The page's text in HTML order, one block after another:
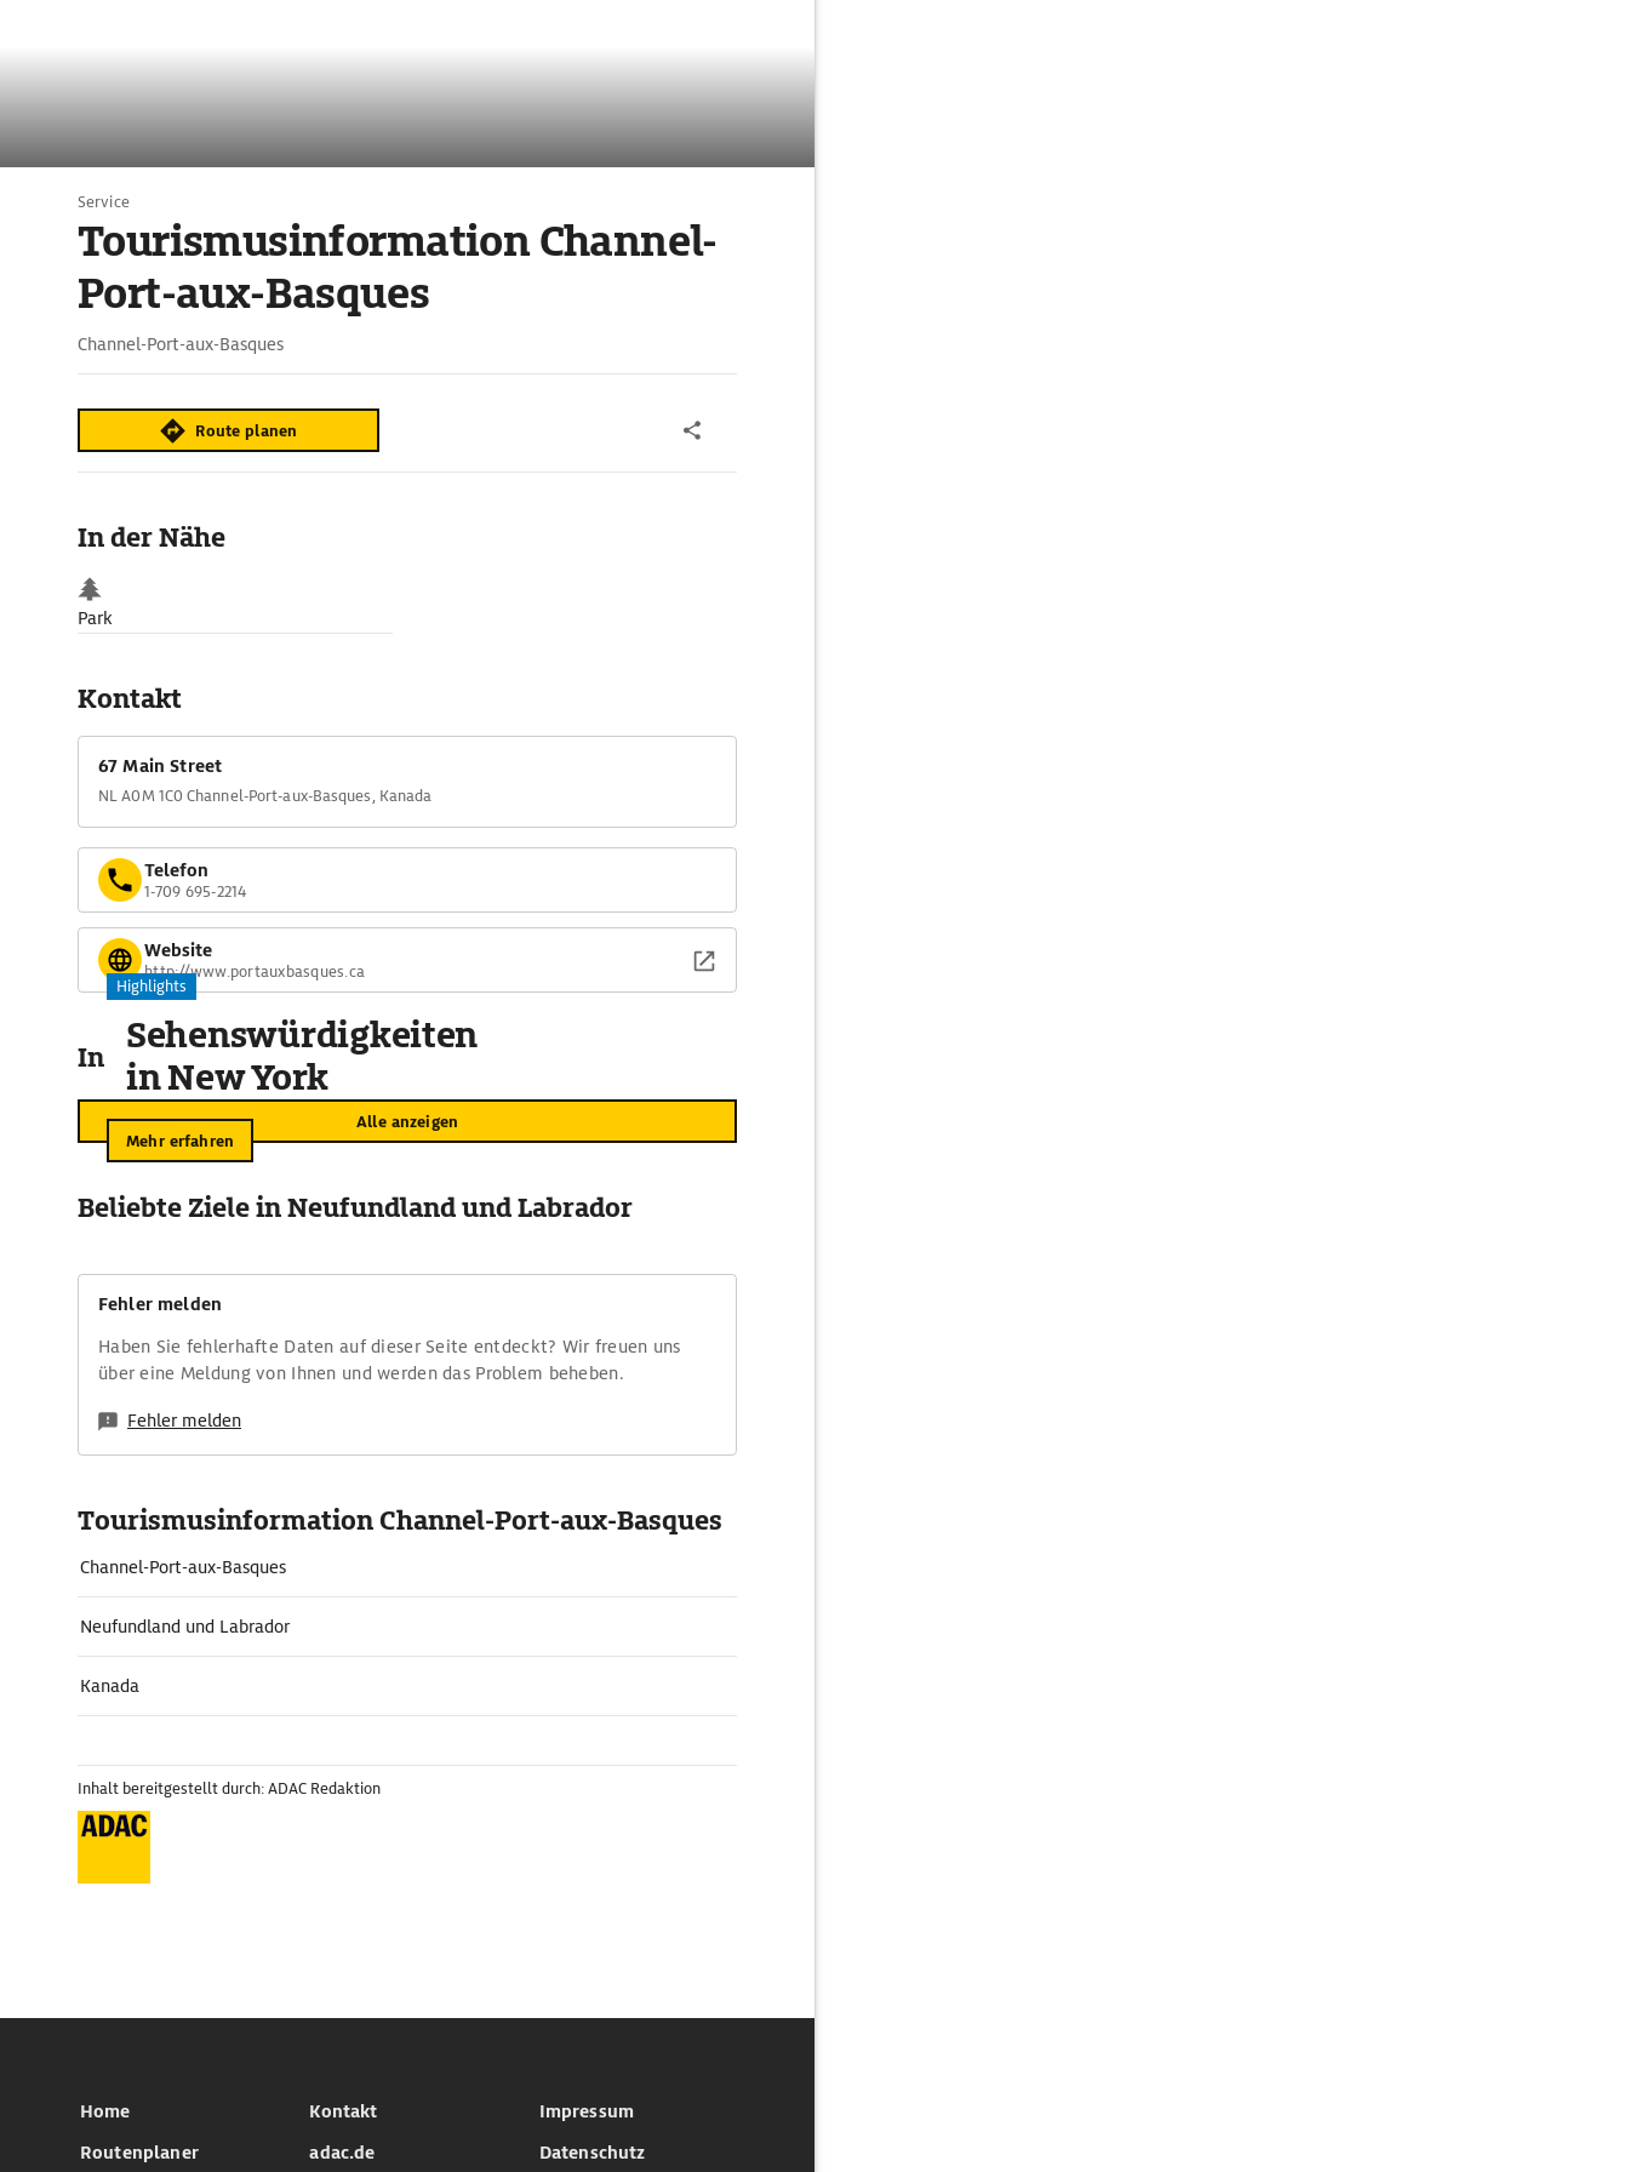
Service
Tourismusinformation Channel-
Port-aux-Basques
Channel-Port-aux-Basques
Route planen
In der Nähe
Park
Kontakt
67 Main Street
NL A0M 1C0 Channel-Port-aux-Basques, Kanada
Telefon
1-709 695-2214
Website
http://www.portauxbasques.ca
In der Umgebung
Alle anzeigen
Highlights
Sehenswürdigkeiten
in New York
Mehr erfahren
Beliebte Ziele in Neufundland und Labrador
Fehler melden
Haben Sie fehlerhafte Daten auf dieser Seite entdeckt? Wir freuen uns
über eine Meldung von Ihnen und werden das Problem beheben.
Fehler melden
Tourismusinformation Channel-Port-aux-Basques
Channel-Port-aux-Basques
Neufundland und Labrador
Kanada
Inhalt bereitgestellt durch: ADAC Redaktion
Home
Routenplaner
Kontakt
adac.de
Impressum
Datenschutz